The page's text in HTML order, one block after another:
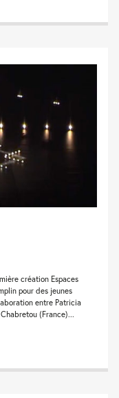
création Espaces
pour des jeunes
entre Patricia
(France)...